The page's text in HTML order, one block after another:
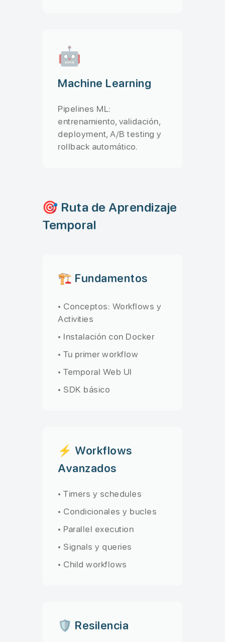
🤖
Machine Learning
Pipelines ML:
entrenamiento, validación,
deployment, A/B testing y
rollback automático.
🎯 Ruta de Aprendizaje
Temporal
🏗️ Fundamentos
• Conceptos: Workflows y
Activities
• Instalación con Docker
• Tu primer workflow
• Temporal Web UI
• SDK básico
⚡ Workflows
Avanzados
• Timers y schedules
• Condicionales y bucles
• Parallel execution
• Signals y queries
• Child workflows
🛡️ Resilencia